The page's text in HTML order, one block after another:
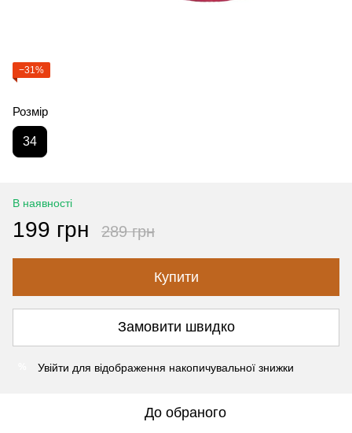
−31%
Розмір
34
В наявності
199 грн 289 грн
Купити
Замовити швидко
Увійти для відображення накопичувальної знижки
До обраного